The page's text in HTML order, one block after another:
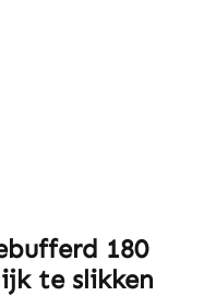
180
te slikken